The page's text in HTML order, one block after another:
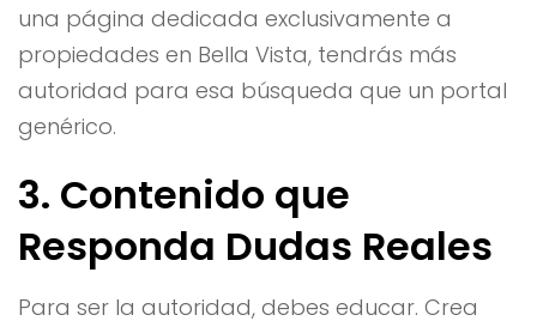
una página dedicada exclusivamente a
propiedades en Bella Vista, tendrás más
autoridad para esa búsqueda que un portal
genérico.
3. Contenido que
Responda Dudas Reales
Para ser la autoridad, debes educar. Crea